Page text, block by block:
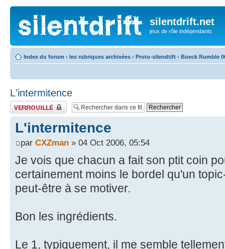
silentdrift.net
jeux de rôle indépendants
Index du forum ‹ les rubriques archivées ‹ Proto-silendtift ‹ Boeck Rumble
L'intermitence
Fil verrouillé
L'intermitence
par CXZman » 04 Oct 2006, 05:54
Je vois que chacun a fait son ptit coin
certainement moins le bordel qu'un
peut-être à se motiver.
Bon les ingrédients.
Le 1, typiquement, il me semble